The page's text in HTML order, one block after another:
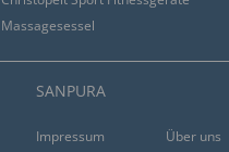
Massagesessel
SANPURA
Impressum Über uns